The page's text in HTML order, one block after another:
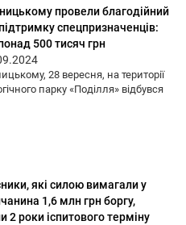
провели благодійний
спецпризначенців:
500 тисяч грн
28 вересня, на території
парку «Поділля» відбувся
які силою вимагали у
1,6 млн грн боргу,
2 роки іспитового терміну